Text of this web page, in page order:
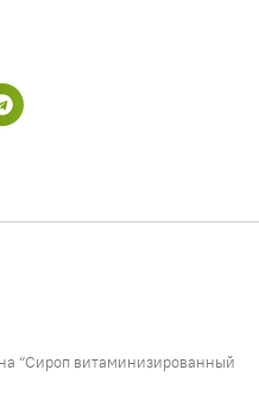
“Сироп витаминизированный